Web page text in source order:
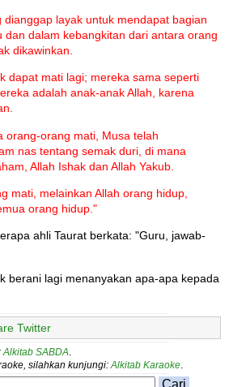
dianggap layak untuk mendapat bagian
dan dalam kebangkitan dari antara orang
dikawinkan.
dapat mati lagi; mereka sama seperti
adalah anak-anak Allah, karena
orang-orang mati, Musa telah
nas tentang semak duri, di mana
Allah Ishak dan Allah Yakub.
mati, melainkan Allah orang hidup,
orang hidup."
ahli Taurat berkata: "Guru, jawab-
berani lagi menanyakan apa-apa kepada
Twitter
Alkitab SABDA
silahkan kunjungi: Alkitab Karaoke